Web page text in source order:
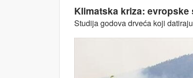
Klimatska kriza:
Studija godova drveća koji